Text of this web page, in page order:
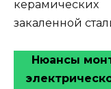
закаленной
Нюансы